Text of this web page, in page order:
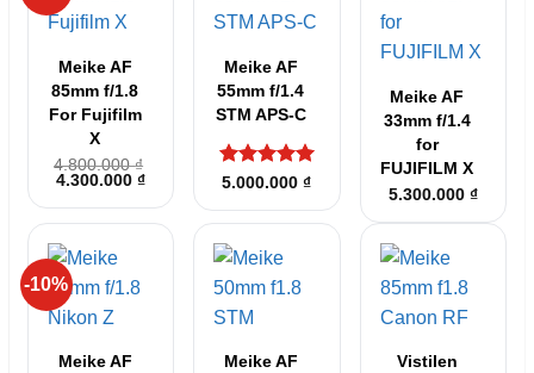
Meike AF
85mm f/1.8
For Fujifilm
X
4.800.000₫
Giá
là:
4.800.000 ₫.
4.300.000₫Giá
hiện
tại
là:
4.300.000 ₫.
Meike AF
55mm f/1.4
STM APS-C
Được xếp
sao
5.000.000₫
Meike AF
33mm f/1.4
for
FUJIFILM X
5.300.000 ₫
-10%
Meike AF
Meike AF
Vistilen